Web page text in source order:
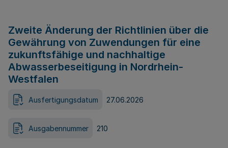
Zweite Änderung der Richtlinien über die
Gewährung von Zuwendungen für eine
zukunftsfähige und nachhaltige
Abwasserbeseitigung in Nordrhein-
Westfalen
Ausfertigungsdatum 27.06.2026
Ausgabennummer 210